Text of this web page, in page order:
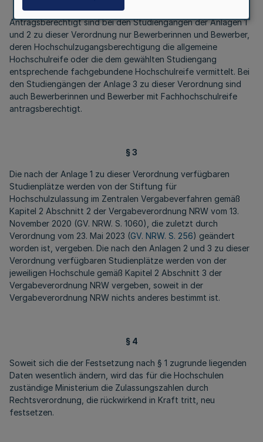
Antragsberechtigt sind bei den Studiengängen der Anlagen 1
und 2 zu dieser Verordnung nur Bewerberinnen und Bewerber,
deren Hochschulzugangsberechtigung die allgemeine
Hochschulreife oder die dem gewählten Studiengang
entsprechende fachgebundene Hochschulreife vermittelt. Bei
den Studiengängen der Anlage 3 zu dieser Verordnung sind
auch Bewerberinnen und Bewerber mit Fachhochschulreife
antragsberechtigt.
§ 3
Die nach der Anlage 1 zu dieser Verordnung verfügbaren
Studienplätze werden von der Stiftung für
Hochschulzulassung im Zentralen Vergabeverfahren gemäß
Kapitel 2 Abschnitt 2 der Vergabeverordnung NRW vom 13.
November 2020 (GV. NRW. S. 1060), die zuletzt durch
Verordnung vom 23. Mai 2023 (GV. NRW. S. 256) geändert
worden ist, vergeben. Die nach den Anlagen 2 und 3 zu dieser
Verordnung verfügbaren Studienplätze werden von der
jeweiligen Hochschule gemäß Kapitel 2 Abschnitt 3 der
Vergabeverordnung NRW vergeben, soweit in der
Vergabeverordnung NRW nichts anderes bestimmt ist.
§ 4
Soweit sich die der Festsetzung nach § 1 zugrunde liegenden
Daten wesentlich ändern, wird das für die Hochschulen
zuständige Ministerium die Zulassungszahlen durch
Rechtsverordnung, die rückwirkend in Kraft tritt, neu
festsetzen.